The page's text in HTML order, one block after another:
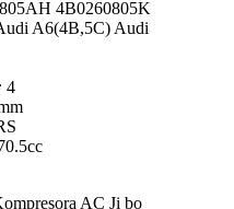
4B0260805K
A6(4B,5C) Audi
4